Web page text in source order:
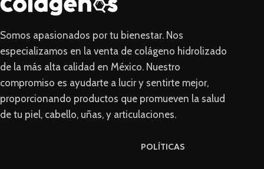
Somos apasionados por tu bienestar. Nos
especializamos en la venta de colágeno hidrolizado
de la más alta calidad en México. Nuestro
compromiso es ayudarte a lucir y sentirte mejor,
proporcionando productos que promueven la salud
de tu piel, cabello, uñas, y articulaciones.
POLÍTICAS